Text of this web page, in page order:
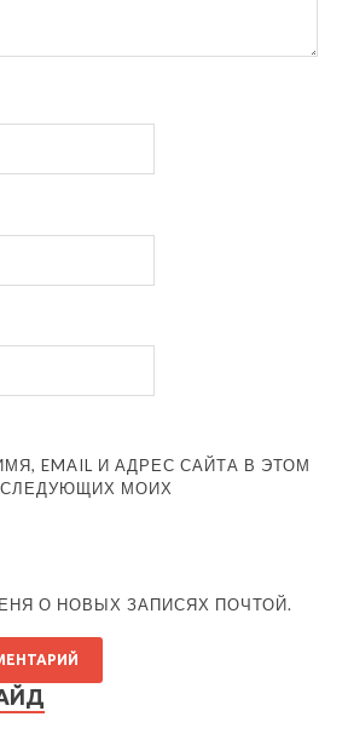
EMAIL И АДРЕС САЙТА В ЭТОМ
МОИХ
О НОВЫХ ЗАПИСЯХ ПОЧТОЙ.